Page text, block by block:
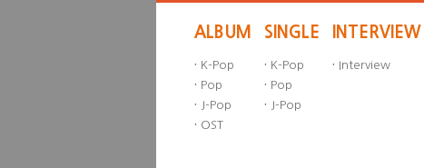
ALBUM
· K-Pop
· Pop
· J-Pop
· OST
SINGLE
· K-Pop
· Pop
· J-Pop
INTERVIEW
· Interview